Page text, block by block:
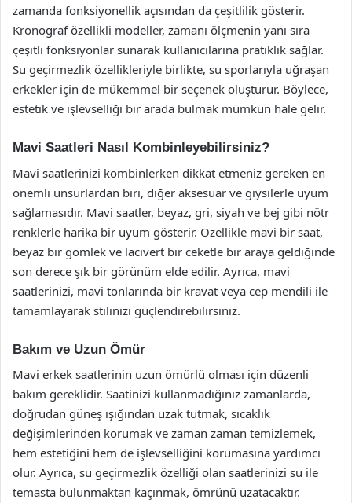
zamanda fonksiyonellik açısından da çeşitlilik gösterir.
Kronograf özellikli modeller, zamanı ölçmenin yanı sıra
çeşitli fonksiyonlar sunarak kullanıcılarına pratiklik sağlar.
Su geçirmezlik özellikleriyle birlikte, su sporlarıyla uğraşan
erkekler için de mükemmel bir seçenek oluşturur. Böylece,
estetik ve işlevselliği bir arada bulmak mümkün hale gelir.
Mavi Saatleri Nasıl Kombinleyebilirsiniz?
Mavi saatlerinizi kombinlerken dikkat etmeniz gereken en
önemli unsurlardan biri, diğer aksesuar ve giysilerle uyum
sağlamasıdır. Mavi saatler, beyaz, gri, siyah ve bej gibi nötr
renklerle harika bir uyum gösterir. Özellikle mavi bir saat,
beyaz bir gömlek ve lacivert bir ceketle bir araya geldiğinde
son derece şık bir görünüm elde edilir. Ayrıca, mavi
saatlerinizi, mavi tonlarında bir kravat veya cep mendili ile
tamamlayarak stilinizi güçlendirebilirsiniz.
Bakım ve Uzun Ömür
Mavi erkek saatlerinin uzun ömürlü olması için düzenli
bakım gereklidir. Saatinizi kullanmadığınız zamanlarda,
doğrudan güneş ışığından uzak tutmak, sıcaklık
değişimlerinden korumak ve zaman zaman temizlemek,
hem estetiğini hem de işlevselliğini korumasına yardımcı
olur. Ayrıca, su geçirmezlik özelliği olan saatlerinizi su ile
temasta bulunmaktan kaçınmak, ömrünü uzatacaktır.